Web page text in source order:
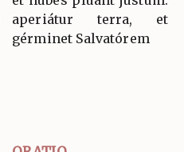
aperiátur terra, et
gérminet Salvatórem